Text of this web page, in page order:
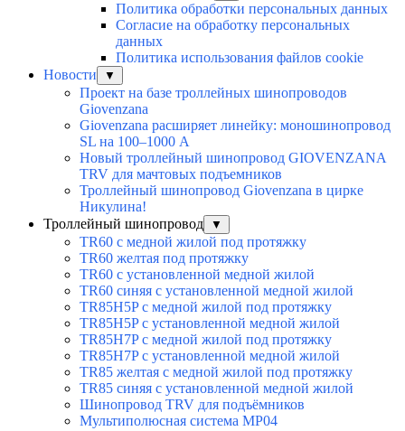
Политика обработки персональных данных
Согласие на обработку персональных
данных
Политика использования файлов cookie
Новости
▼
Проект на базе троллейных шинопроводов
Giovenzana
Giovenzana расширяет линейку: моношинопровод
SL на 100–1000 А
Новый троллейный шинопровод GIOVENZANA
TRV для мачтовых подъемников
Троллейный шинопровод Giovenzana в цирке
Никулина!
Троллейный шинопровод
▼
TR60 с медной жилой под протяжку
TR60 желтая под протяжку
TR60 с установленной медной жилой
TR60 синяя с установленной медной жилой
TR85H5P с медной жилой под протяжку
TR85H5P с установленной медной жилой
TR85H7P с медной жилой под протяжку
TR85H7P с установленной медной жилой
TR85 желтая с медной жилой под протяжку
TR85 синяя с установленной медной жилой
Шинопровод TRV для подъёмников
Мультиполюсная система MP04